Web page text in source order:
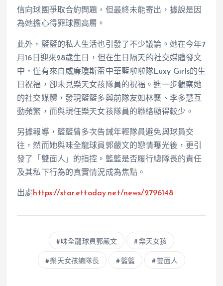
信向球團爭取合約問題，但最終未能寄出，據說是因
為她擔心得罪球團高層。
此外，籃籃的私人生活也引發了不少議論。她在今年7
月16日迎來28歲生日，但在生日隔天的社交媒體發文
中，僅有來自威廉瓊斯盃中華藍啦啦隊Luxy Girls的生
日祝福，卻未見樂天女孩隊員的祝福。進一步觀察她
的社交媒體，發現籃籃多與前隊友如林襄、李多慧互
動頻繁，而與現任樂天女孩隊員的聯絡顯得較少。
另據報導，籃籃曾多次告誡年輕隊員避免與球員交
往，然而她與味全龍球員郭嚴文的戀情曝光後，更引
發了「雙面人」的指控。籃籃是否履行總隊長的責任
及其私下行為的真實情況成為焦點。
出處https://star.ettoday.net/news/2796148
味全龍球員郭嚴文 樂天女孩
樂天女孩總隊長 籃籃 雙面人